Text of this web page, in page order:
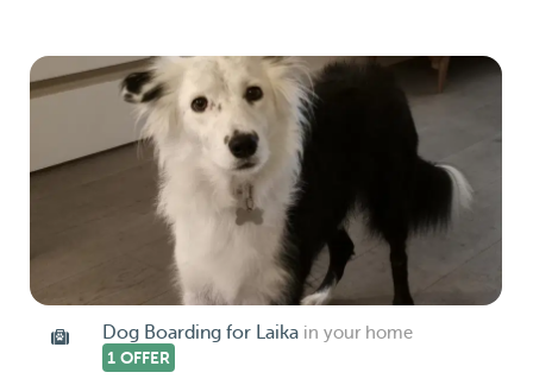
Dog Boarding for Laika in your home
1 OFFER